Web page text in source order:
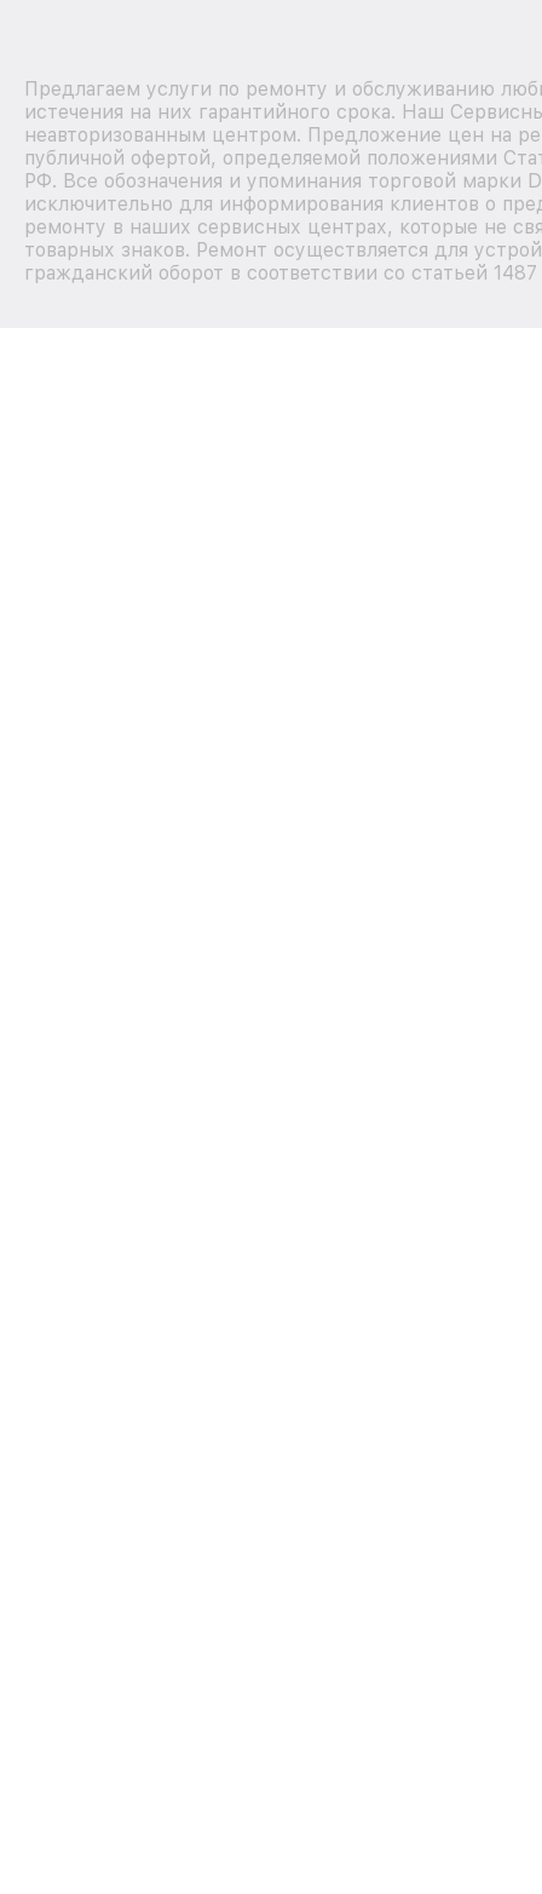
Предлагаем услуги по ремонту и обслуживанию
истечения на них гарантийного срока. Наш
неавторизованным центром. Предложение цен на
публичной офертой, определяемой положениями
РФ. Все обозначения и упоминания торговой марки
исключительно для информирования клиентов о
ремонту в наших сервисных центрах, которые не
товарных знаков. Ремонт осуществляется для
гражданский оборот в соответствии со статьей